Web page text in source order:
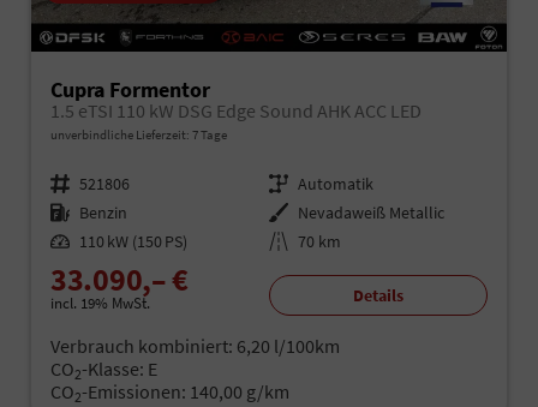
Cupra Formentor
1.5 eTSI 110 kW DSG Edge Sound AHK ACC LED
unverbindliche Lieferzeit: 7 Tage
Fahrzeugnr. 521806 Getriebe Automatik
Kraftstoff Benzin Außenfarbe Nevadaweiß Metallic
Leistung 110 kW (150 PS) Kilometerstand 70 km
33.090,– €
incl. 19% MwSt. Details
Verbrauch kombiniert: 6,20 l/100km
CO2-Klasse: E
CO2-Emissionen: 140,00 g/km